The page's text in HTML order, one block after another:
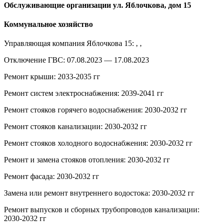
Обслуживающие организации ул. Яблочкова, дом 15
Коммунальное хозяйство
Управляющая компания Яблочкова 15: , ,
Отключение ГВС: 07.08.2023 — 17.08.2023
Ремонт крыши: 2033-2035 гг
Ремонт систем электроснабжения: 2039-2041 гг
Ремонт стояков горячего водоснабжения: 2030-2032 гг
Ремонт стояков канализации: 2030-2032 гг
Ремонт стояков холодного водоснабжения: 2030-2032 гг
Ремонт и замена стояков отопления: 2030-2032 гг
Ремонт фасада: 2030-2032 гг
Замена или ремонт внутреннего водостока: 2030-2032 гг
Ремонт выпусков и сборных трубопроводов канализации:
2030-2032 гг